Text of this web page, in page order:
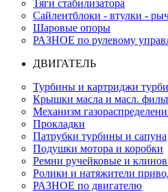
Тяги стабилизатора
Сайлентблоки - втулки -
Шаровые опоры
РАЗНОЕ по рулевому
ДВИГАТЕЛЬ
Турбины и картриджи
Крышки масла и масл.
Механизм
Прокладки
Патрубки турбины и сапуна
Подушки мотора и коробки
Ремни ручейковые и
Ролики и натяжители
РАЗНОЕ по двигателю